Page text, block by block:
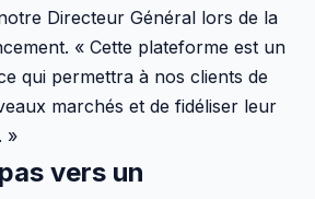
Directeur Général lors de la
« Cette plateforme est un
qui permettra à nos clients de
marchés et de fidéliser leur
»
vers un